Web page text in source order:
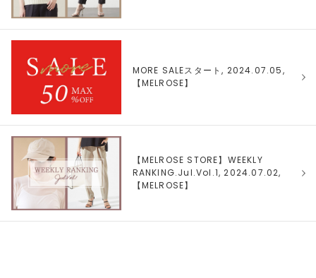
MORE SALEスタート, 2024.07.05,
【MELROSE】
【MELROSE STORE】WEEKLY
RANKING.Jul.Vol.1, 2024.07.02,
【MELROSE】